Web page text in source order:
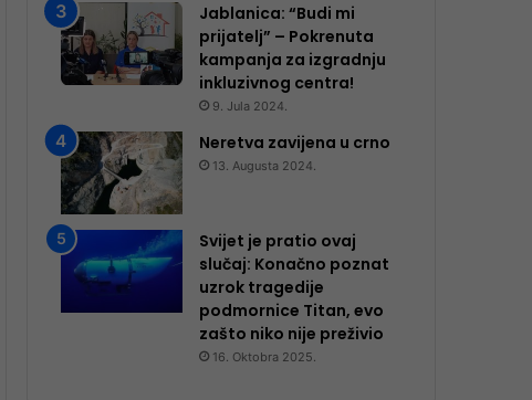
Jablanica: “Budi mi
prijatelj” – Pokrenuta
kampanja za izgradnju
inkluzivnog centra!
9. Jula 2024.
Neretva zavijena u crno
13. Augusta 2024.
Svijet je pratio ovaj
slučaj: Konačno poznat
uzrok tragedije
podmornice Titan, evo
zašto niko nije preživio
16. Oktobra 2025.